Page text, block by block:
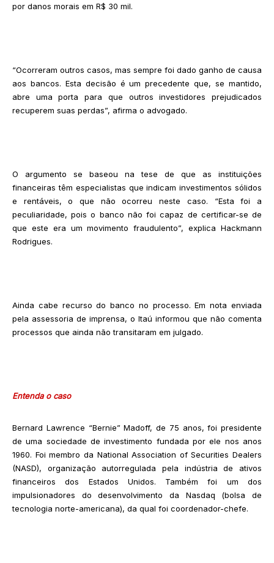
por danos morais em R$ 30 mil.
“Ocorreram outros casos, mas sempre foi dado ganho de causa
aos bancos. Esta decisão é um precedente que, se mantido,
abre uma porta para que outros investidores prejudicados
recuperem suas perdas”, afirma o advogado.
O argumento se baseou na tese de que as instituições
financeiras têm especialistas que indicam investimentos sólidos
e rentáveis, o que não ocorreu neste caso. “Esta foi a
peculiaridade, pois o banco não foi capaz de certificar-se de
que este era um movimento fraudulento”, explica Hackmann
Rodrigues.
Ainda cabe recurso do banco no processo. Em nota enviada
pela assessoria de imprensa, o Itaú informou que não comenta
processos que ainda não transitaram em julgado.
Entenda o caso
Bernard Lawrence “Bernie” Madoff, de 75 anos, foi presidente
de uma sociedade de investimento fundada por ele nos anos
1960. Foi membro da National Association of Securities Dealers
(NASD), organização autorregulada pela indústria de ativos
financeiros dos Estados Unidos. Também foi um dos
impulsionadores do desenvolvimento da Nasdaq (bolsa de
tecnologia norte-americana), da qual foi coordenador-chefe.